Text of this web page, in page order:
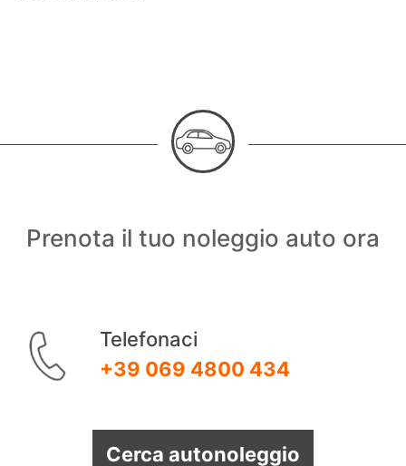
Prenota il tuo noleggio auto ora
Telefonaci
+39 069 4800 434
Cerca autonoleggio